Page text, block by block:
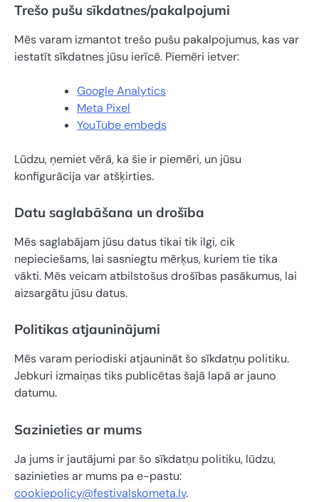
Trešo pušu sīkdatnes/pakalpojumi
Mēs varam izmantot trešo pušu pakalpojumus, kas var
iestatīt sīkdatnes jūsu ierīcē. Piemēri ietver:
Google Analytics
Meta Pixel
YouTube embeds
Lūdzu, ņemiet vērā, ka šie ir piemēri, un jūsu
konfigurācija var atšķirties.
Datu saglabāšana un drošība
Mēs saglabājam jūsu datus tikai tik ilgi, cik
nepieciešams, lai sasniegtu mērķus, kuriem tie tika
vākti. Mēs veicam atbilstošus drošības pasākumus, lai
aizsargātu jūsu datus.
Politikas atjauninājumi
Mēs varam periodiski atjaunināt šo sīkdatņu politiku.
Jebkuri izmaiņas tiks publicētas šajā lapā ar jauno
datumu.
Sazinieties ar mums
Ja jums ir jautājumi par šo sīkdatņu politiku, lūdzu,
sazinieties ar mums pa e-pastu:
cookiepolicy@festivalskometa.lv.